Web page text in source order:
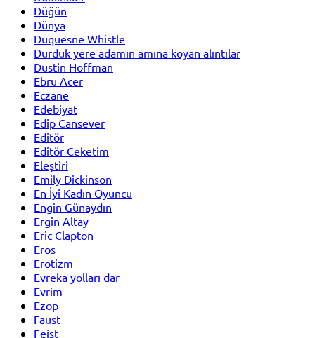
Düğün
Dünya
Duquesne Whistle
Durduk yere adamın amına koyan alıntılar
Dustin Hoffman
Ebru Acer
Eczane
Edebiyat
Edip Cansever
Editör
Editör Ceketim
Eleştiri
Emily Dickinson
En İyi Kadın Oyuncu
Engin Günaydın
Ergin Altay
Eric Clapton
Eros
Erotizm
Evreka yolları dar
Evrim
Ezop
Faust
Feist